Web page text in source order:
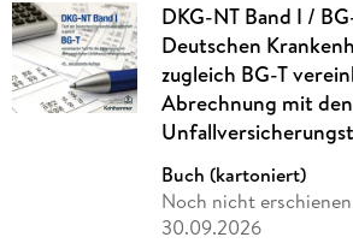
DKG-NT Band I /
Deutschen
zugleich BG-T
Abrechnung mit
Buch (kartoniert)
Noch nicht erschienen
30.09.2026